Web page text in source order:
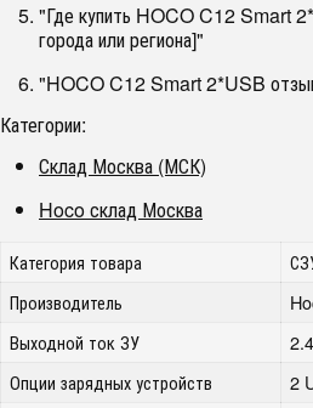
"Где купить HOCO C12 Smart
города или региона]"
"HOCO C12 Smart 2*USB
Категории:
Склад Москва (МСК)
Hoco склад Москва
Категория товара
Производитель
Выходной ток ЗУ
Опции зарядных устройств
2